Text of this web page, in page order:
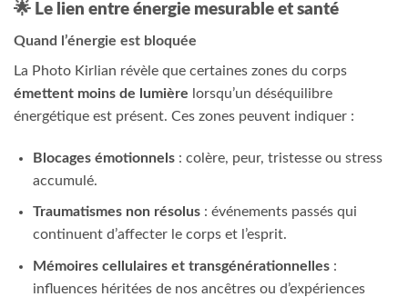
🌟 Le lien entre énergie mesurable et santé
Quand l’énergie est bloquée
La Photo Kirlian révèle que certaines zones du corps
émettent moins de lumière lorsqu’un déséquilibre
énergétique est présent. Ces zones peuvent indiquer :
Blocages émotionnels: colère, peur, tristesse ou stress
accumulé.
Traumatismes non résolus: événements passés qui
continuent d’affecter le corps et l’esprit.
Mémoires cellulaires et transgénérationnelles:
influences héritées de nos ancêtres ou d’expériences